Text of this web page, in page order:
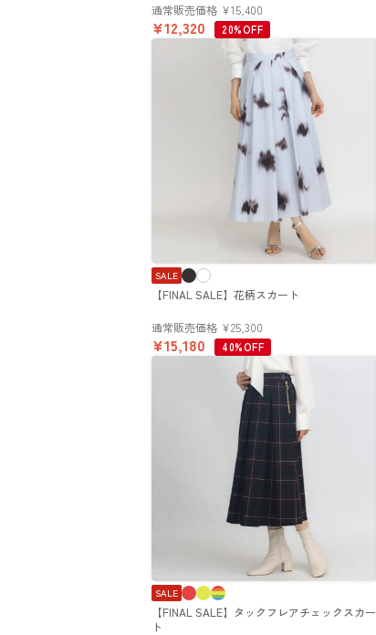
通常販売価格 ¥15,400
¥12,320 20%OFF
【FINAL SALE】花柄スカート
SALE
通常販売価格 ¥25,300
¥15,180 40%OFF
【FINAL SALE】タックフレアチェックスカー
ト
SALE